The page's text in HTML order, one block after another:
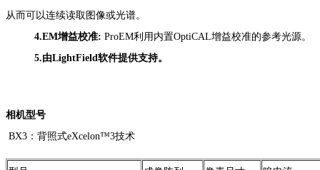
从而可以连续读取图像或光谱。
4.EM增益校准: ProEM利用内置OptiCAL增益校准的参考光源。
5.由LightField软件提供支持。
相机型号
BX3：背照式eXcelon™3技术